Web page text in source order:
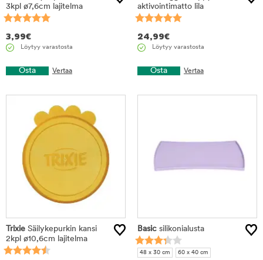
3kpl ø7,6cm lajitelma
3,99€
Löytyy varastosta
Osta Vertaa
aktivointimatto lila
24,99€
Löytyy varastosta
Osta Vertaa
Trixie Säilykepurkin kansi
2kpl ø10,6cm lajitelma
Basic silikonialusta
48 x 30 cm 60 x 40 cm